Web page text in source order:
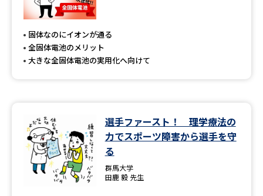
固体なのにイオンが通る
全固体電池のメリット
大きな全固体電池の実用化へ向けて
選手ファースト！ 理学療法の
力でスポーツ障害から選手を守
る
群馬大学
田鹿 毅 先生